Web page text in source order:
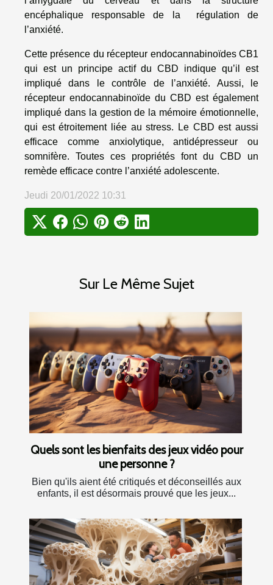
Sur Le Même Sujet
Quels sont les bienfaits des jeux vidéo pour
une personne ?
Bien qu'ils aient été critiqués et déconseillés aux
enfants, il est désormais prouvé que les jeux...
encéphalique responsable de la régulation de
l’anxiété.
Cette présence du récepteur endocannabinoïdes CB1
qui est un principe actif du CBD indique qu’il est
impliqué dans le contrôle de l’anxiété. Aussi, le
récepteur endocannabinoïde du CBD est également
impliqué dans la gestion de la mémoire émotionnelle,
qui est étroitement liée au stress. Le CBD est aussi
efficace comme anxiolytique, antidépresseur ou
somnifère. Toutes ces propriétés font du CBD un
remède efficace contre l’anxiété adolescente.
Jeudi 20/01/2022 10:31